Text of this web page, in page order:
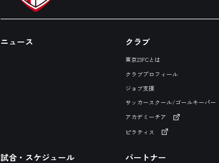
ニュース クラブ
東京23FCとは
クラブプロフィール
ジョブ支援
サッカースクール/ゴールキーパー
アカデミーチア
ピラティス
試合・スケジュール パートナー